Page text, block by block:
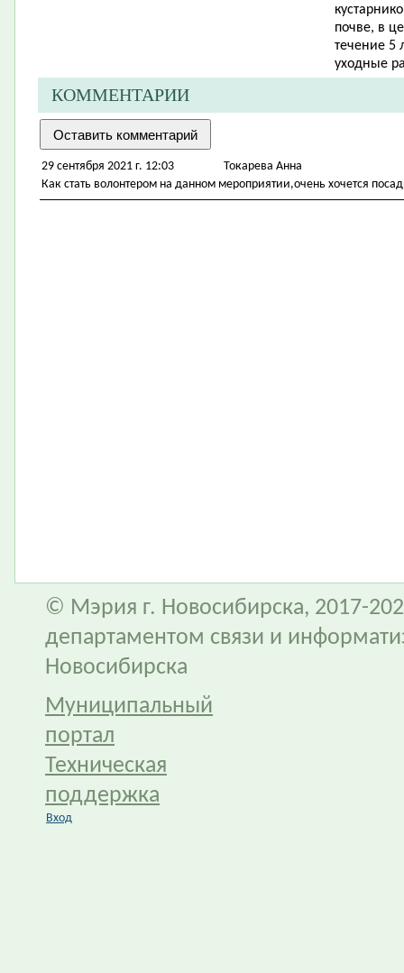
почве, в
течение 5
уходные
КОММЕНТАРИИ
29 сентября 2021 г. 12:03
Токарева Анна
Как стать волонтером на данном мероприятии,очень хочется
© Мэрия г. Новосибирска, 2017-
департаментом связи и
Новосибирска
Муниципальный
портал
Техническая
поддержка
Вход